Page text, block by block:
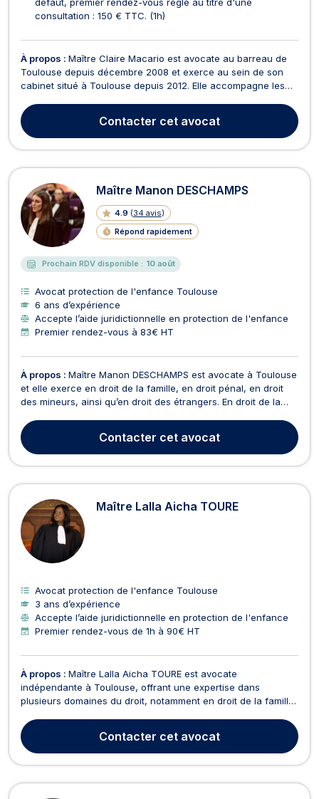
consultation : 150 € TTC. (1h)
À propos : Maître Claire Macario est avocate au barreau de
Toulouse depuis décembre 2008 et exerce au sein de son
cabinet situé à Toulouse depuis 2012. Elle accompagne les
en privilégiant une approche humaine, rigoureuse et
personnalisée. Son expérience de plus de 17 ans lui...
Contacter cet avocat
Maître Manon DESCHAMPS
4.9 (34 avis)
Répond rapidement
Prochain RDV disponible : 10 août
Avocat protection de l'enfance Toulouse
6 ans d’expérience
Accepte l’aide juridictionnelle en protection de l'enfance
Premier rendez-vous à 83€ HT
À propos : Maître Manon DESCHAMPS est avocate à Toulouse
et elle exerce en droit de la famille, en droit pénal, en droit
des mineurs, ainsi qu’en droit des étrangers. En droit de la
matière de : Divorce, qu'il s'agisse d'un divorce à l'amiable
(divorce judiciaire ou divorce par co...
Contacter cet avocat
Maître Lalla Aicha TOURE
Avocat protection de l'enfance Toulouse
3 ans d’expérience
Accepte l’aide juridictionnelle en protection de l'enfance
Premier rendez-vous de 1h à 90€ HT
À propos : Maître Lalla Aicha TOURE est avocate
indépendante à Toulouse, offrant une expertise dans
plusieurs domaines du droit, notamment en droit de la famille,
droit de la famille, Maître TOURE vous accompagne dans des
affaires de tutelle, d'adoption, de curatelle, de...
Contacter cet avocat